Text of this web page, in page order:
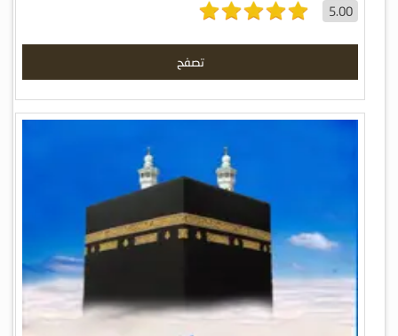
5.00
تصفح